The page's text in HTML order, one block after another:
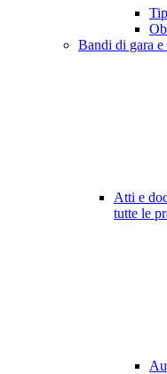
Bandi di gara e
Atti e
tutte le